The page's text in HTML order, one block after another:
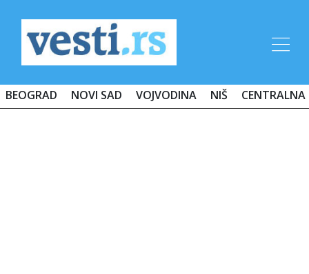
BEOGRAD NOVI SAD VOJVODINA NIŠ CENTRALNA